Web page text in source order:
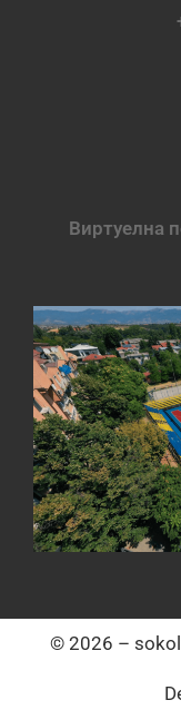
Виртуелна
© 2026 –